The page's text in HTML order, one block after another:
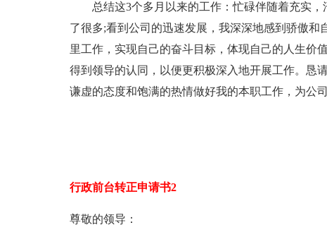
总结这3个多月以来的工作：忙碌伴随着充实，
了很多;看到公司的迅速发展，我深深地感到骄傲
里工作，实现自己的奋斗目标，体现自己的人生价
得到领导的认同，以便更积极深入地开展工作。恳
谦虚的态度和饱满的热情做好我的本职工作，为公
行政前台转正申请书2
尊敬的领导：